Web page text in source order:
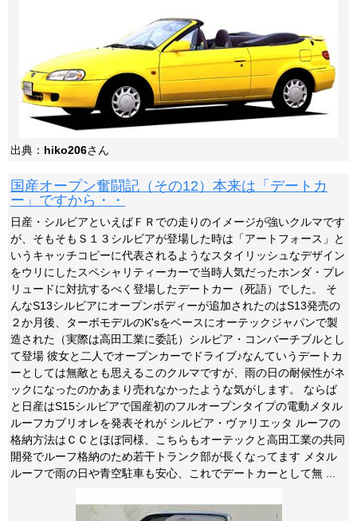
出典： hiko206さん
国産オープン奮闘記（その12）本来は「デートカ
ー」ですから・・
日産・シルビアといえばＦＲでの走りのイメージが強いクルマです
が、そもそもＳ１３シルビアが登場した時は「アートフォース」と
いうキャッチコピーに代表されるようなスタイリッシュなデザイン
をウリにしたスペシャリティーカーで当時人気だったホンダ・プレ
リュードに対抗するべく登場したデートカー（死語）でした。 そ
んなS13シルビアにオープンボディーが追加されたのはS13発売の
２か月後、ターボモデルのK'sをベースにオーテックジャパンで製
造された（実際は高田工業に委託）シルビア・コンバーチブルとし
て登場 彼女と二人でオープンカーでドライブ♪なんていうデートカ
ーとしては無敵とも思えるこのクルマですが、雨の日の耐候性がネ
ックになったのかあまり売れなかったような気がします。 ならば
と日産はS15シルビアで国産初のフルオープンタイプの電動メタル
ルーフカブリオレを発表それが シルビア・ヴァリエッタ ルーフの
格納方法はＣＣとほぼ同様、こちらもオーテックと高田工業の共同
開発でルーフ格納のため若干トランク部が長くなってます メタル
ルーフで雨の日や青空駐車も安心、これでデートカーとして無 ...